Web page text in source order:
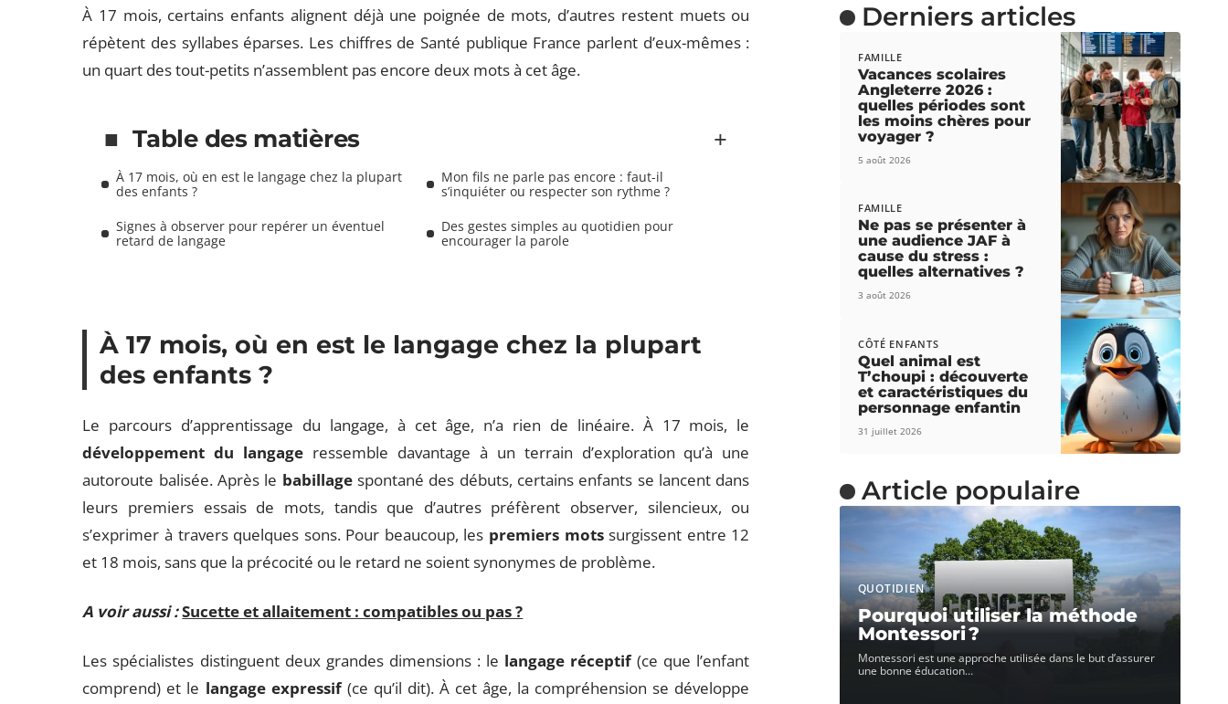
À 17 mois, certains enfants alignent déjà une poignée de mots, d’autres restent muets ou
répètent des syllabes éparses. Les chiffres de Santé publique France parlent d’eux-mêmes :
un quart des tout-petits n’assemblent pas encore deux mots à cet âge.
Table des matières
À 17 mois, où en est le langage chez la plupart
des enfants ?
Mon fils ne parle pas encore : faut-il
s’inquiéter ou respecter son rythme ?
Signes à observer pour repérer un éventuel
retard de langage
Des gestes simples au quotidien pour
encourager la parole
À 17 mois, où en est le langage chez la plupart
des enfants ?
Le parcours d’apprentissage du langage, à cet âge, n’a rien de linéaire. À 17 mois, le
développement du langage ressemble davantage à un terrain d’exploration qu’à une
autoroute balisée. Après le babillagespontané des débuts, certains enfants se lancent dans
leurs premiers essais de mots, tandis que d’autres préfèrent observer, silencieux, ou
s’exprimer à travers quelques sons. Pour beaucoup, les premiers motssurgissent entre 12
et 18 mois, sans que la précocité ou le retard ne soient synonymes de problème.
A voir aussi :Sucette et allaitement : compatibles ou pas ?
Les spécialistes distinguent deux grandes dimensions : le langage réceptif(ce que l’enfant
comprend) et le langage expressif(ce qu’il dit). À cet âge, la compréhension se développe
Derniers articles
FAMILLE
Vacances scolaires
Angleterre 2026 :
quelles périodes sont
les moins chères pour
voyager ?
5 août 2026
FAMILLE
Ne pas se présenter à
une audience JAF à
cause du stress :
quelles alternatives ?
3 août 2026
CÔTÉ ENFANTS
Quel animal est
T’choupi : découverte
et caractéristiques du
personnage enfantin
31 juillet 2026
Article populaire
QUOTIDIEN
Pourquoi utiliser la méthode
Montessori ?
Montessori est une approche utilisée dans le but d’assurer
une bonne éducation…